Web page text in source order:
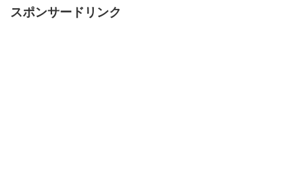
スポンサードリンク